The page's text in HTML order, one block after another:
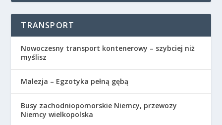
TRANSPORT
​Nowoczesny transport kontenerowy – szybciej niż
myślisz
Malezja – Egzotyka pełną gębą
Busy zachodniopomorskie Niemcy, przewozy
Niemcy wielkopolska